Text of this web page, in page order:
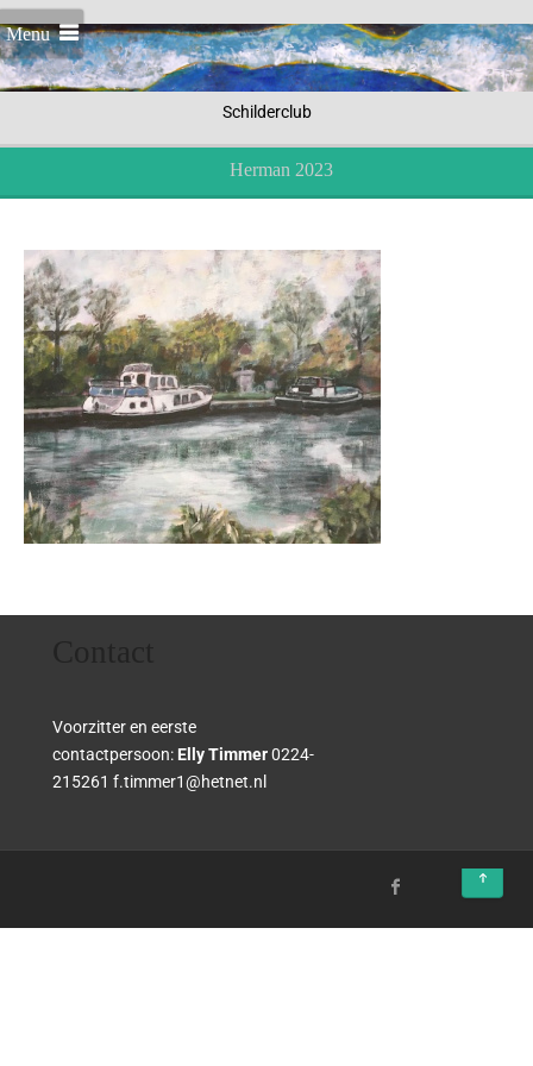
Menu
Schilderclub
Herman 2023
Voorzitter en eerste
contactpersoon: Elly Timmer0224-
215261 f.timmer1@hetnet.nl
↑